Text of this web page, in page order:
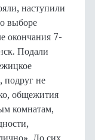
наступили
выборе
окончания 7-
Подали
подруг не
общежития
комнатам,